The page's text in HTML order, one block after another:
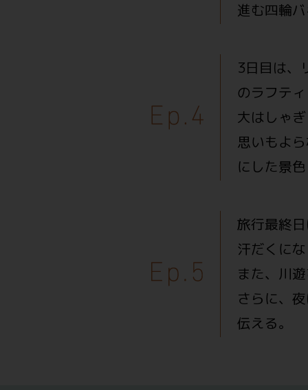
進む四輪
3日目は、
のラフテ
大はしゃ
思いもよ
にした景
旅行最終
汗だくに
また、川
さらに、
伝える。